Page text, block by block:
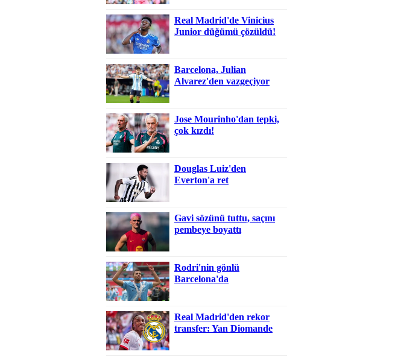
Real Madrid'de Vinicius
Junior düğümü çözüldü!
Barcelona, Julian
Alvarez'den vazgeçiyor
Jose Mourinho'dan tepki,
çok kızdı!
Douglas Luiz'den
Everton'a ret
Gavi sözünü tuttu, saçını
pembeye boyattı
Rodri'nin gönlü
Barcelona'da
Real Madrid'den rekor
transfer: Yan Diomande